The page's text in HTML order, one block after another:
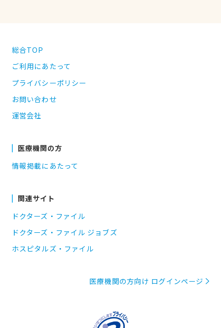
総合TOP
ご利用にあたって
プライバシーポリシー
お問い合わせ
運営会社
医療機関の方
情報掲載にあたって
関連サイト
ドクターズ・ファイル
ドクターズ・ファイル ジョブズ
ホスピタルズ・ファイル
医療機関の方向け ログインページ